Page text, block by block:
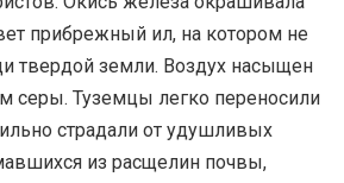
прибрежный ил, на котором не
твердой земли. Воздух насыщен
серы. Туземцы легко переносили
страдали от удушливых
из расщелин почвы,